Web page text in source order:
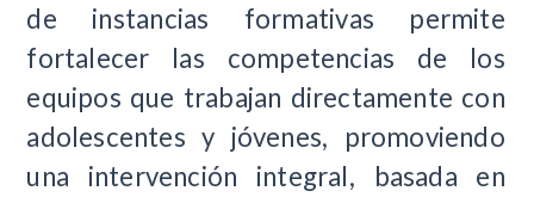
de instancias formativas permite
fortalecer las competencias de los
equipos que trabajan directamente con
adolescentes y jóvenes, promoviendo
una intervención integral, basada en